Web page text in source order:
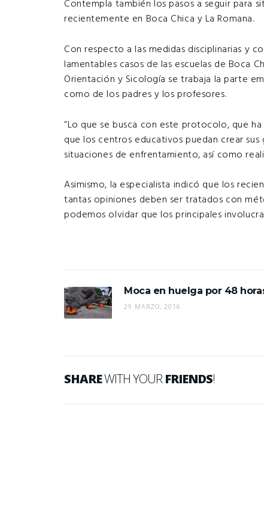
Contempla también los pasos a seguir para
recientemente en Boca Chica y La Romana.
Con respecto a las medidas disciplinarias y
lamentables casos de las escuelas de Boca
Orientación y Sicología se trabaja la parte
como de los padres y los profesores.
“Lo que se busca con este protocolo, que
que los centros educativos puedan crear
situaciones de enfrentamiento, así como
Asimismo, la especialista indicó que los
tantas opiniones deben ser tratados con
podemos olvidar que los principales
Moca en huelga por 48
29 MARZO, 2016
SHAREWITH YOURFRIENDS!